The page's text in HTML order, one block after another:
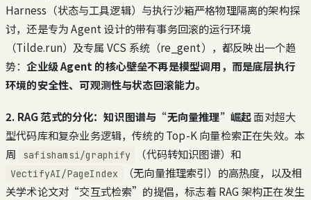
Harness（状态与工具逻辑）与执行沙箱严格物理隔离的架构探
讨，还是专为 Agent 设计的带有事务回滚的运行环境
（Tilde.run）及专属 VCS 系统（re_gent），都反映出一个趋
势：企业级 Agent 的核心壁垒不再是模型调用，而是底层执行
环境的安全性、可观测性与状态回滚能力。
2. RAG 范式的分化：知识图谱与“无向量推理”崛起面对超大
型代码库和复杂业务逻辑，传统的 Top-K 向量检索正在失效。本
周
safishamsi/graphify （代码转知识图谱）和
VectifyAI/PageIndex
（无向量推理索引）的高热度，以及相
关学术论文对“交互式检索”的提倡，标志着 RAG 架构正在发生